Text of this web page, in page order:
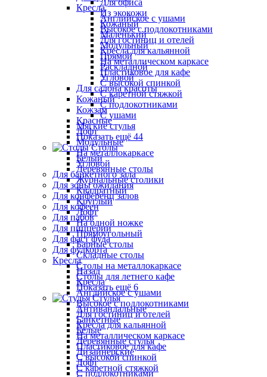
Кресла
Английское с ушами
Высокое с подлокотниками
Для гостиниц и отелей
Кресла для кальянной
На металлическом каркасе
Пластиковое для кафе
С высокой спинкой
С каретной стяжкой
С подлокотниками
С ушами
Мягкие стулья
Показать ещё 44
Столы
Белый
Деревянные столы
Журнальные столики
Квадратный
Круглый
Лофт
На одной ножке
Прямоугольный
Барные столы
Складные столы
Столы на металлокаркасе
Столы для летнего кафе
Показать ещё 6
Стулья
Антивандальные
Банкетные
Белые
Деревянные стулья
Дизайнерские
Лофт
С подлокотниками
Для офиса
Из экокожи
Кожаный
Маленький
Модульный
Прямой
Раскладной
Угловой
Для салона красоты
Кожаный
Кожзам
Красные
Лофт
Модульные
На металлокаркасе
Угловой
Для банкетного зала
Для зоны ожидания
Для конференц залов
Для кофеен
Для пабов
Для пиццерии
Для фаст фуда
Для фудкорта
Кресла
Назад
Кресла
Английское с ушами
Высокое с подлокотниками
Для гостиниц и отелей
Кресла для кальянной
На металлическом каркасе
Пластиковое для кафе
С высокой спинкой
С каретной стяжкой